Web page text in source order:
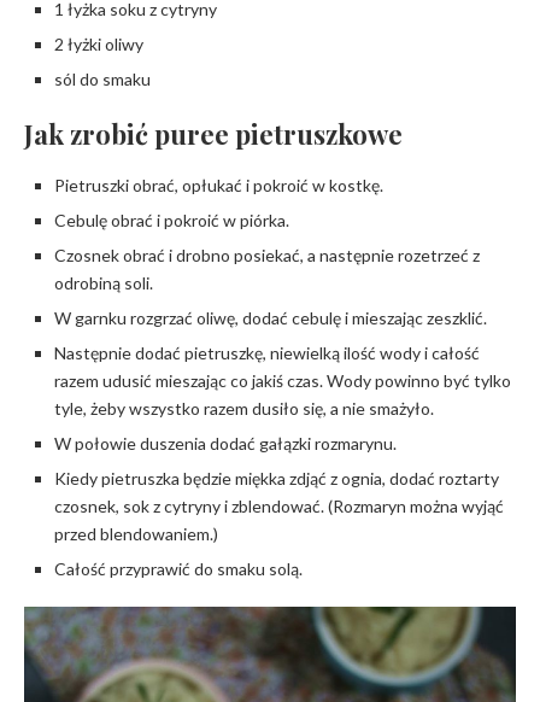
1 łyżka soku z cytryny
2 łyżki oliwy
sól do smaku
Jak zrobić puree pietruszkowe
Pietruszki obrać, opłukać i pokroić w kostkę.
Cebulę obrać i pokroić w piórka.
Czosnek obrać i drobno posiekać, a następnie rozetrzeć z
odrobiną soli.
W garnku rozgrzać oliwę, dodać cebulę i mieszając zeszklić.
Następnie dodać pietruszkę, niewielką ilość wody i całość
razem udusić mieszając co jakiś czas. Wody powinno być tylko
tyle, żeby wszystko razem dusiło się, a nie smażyło.
W połowie duszenia dodać gałązki rozmarynu.
Kiedy pietruszka będzie miękka zdjąć z ognia, dodać roztarty
czosnek, sok z cytryny i zblendować. (Rozmaryn można wyjąć
przed blendowaniem.)
Całość przyprawić do smaku solą.